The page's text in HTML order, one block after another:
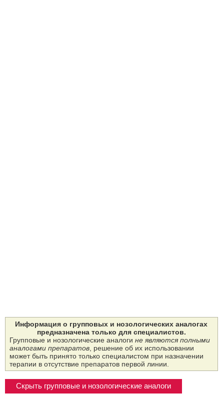
Информация о групповых и нозологических аналогах
предназначена только для специалистов.
Групповые и нозологические аналоги не являются полными
аналогами препаратов , решение об их использовании
может быть принято только специалистом при назначении
терапии в отсутствие препаратов первой линии.
Скрыть групповые и нозологические аналоги